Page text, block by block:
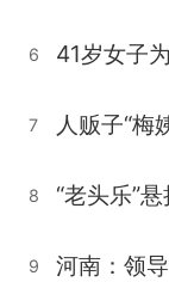
6
7 人贩子“梅
8 “老头乐”
9 河南：领